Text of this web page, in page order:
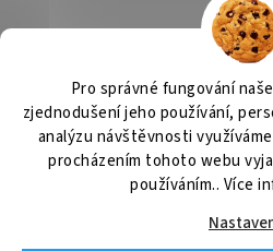
Pro správné fungování
zjednodušení jeho používání,
analýzu návštěvnosti
procházením tohoto webu
používáním.. Více
Výčepní zařízení, chlazení na
Barvy Příbram
Vytvořil